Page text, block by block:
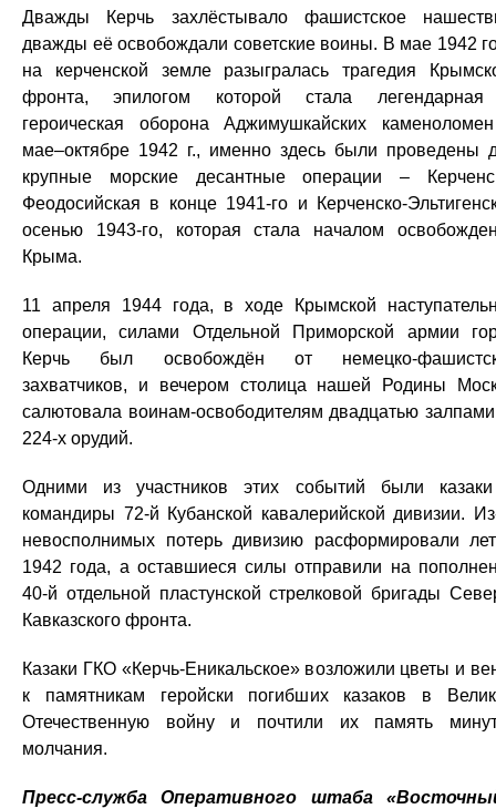
Дважды Керчь захлёстывало фашистское
дважды её освобождали советские воины. В мае 1942
на керченской земле разыгралась трагедия
фронта, эпилогом которой стала
героическая оборона Аджимушкайских
мае–октябре 1942 г., именно здесь были проведены
крупные морские десантные операции –
Феодосийская в конце 1941-го и Керченско-
осенью 1943-го, которая стала началом
Крыма.
11 апреля 1944 года, в ходе Крымской
операции, силами Отдельной Приморской армии
Керчь был освобождён от немецко-
захватчиков, и вечером столица нашей Родины
салютовала воинам-освободителям двадцатью
224-х орудий.
Одними из участников этих событий были
командиры 72-й Кубанской кавалерийской дивизии.
невосполнимых потерь дивизию расформировали
1942 года, а оставшиеся силы отправили на
40-й отдельной пластунской стрелковой бригады
Кавказского фронта.
Казаки ГКО «Керчь-Еникальское» возложили цветы и
к памятникам геройски погибших казаков в
Отечественную войну и почтили их память
молчания.
Пресс-служба Оперативного штаба